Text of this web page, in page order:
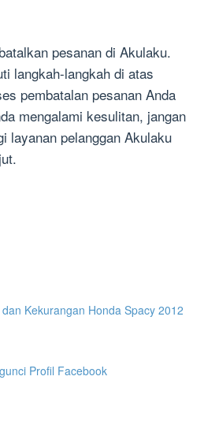
pesanan di Akulaku.
langkah-langkah di atas
pembatalan pesanan Anda
mengalami kesulitan, jangan
layanan pelanggan Akulaku
Kekurangan Honda Spacy 2012
Profil Facebook